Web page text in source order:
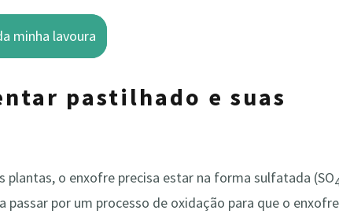
minha lavoura
pastilhado e suas
plantas, o enxofre precisa estar na forma sulfatada (SO4
passar por um processo de oxidação para que o